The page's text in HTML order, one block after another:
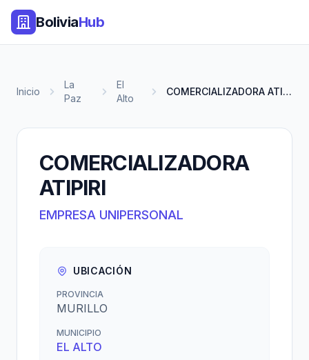
BoliviaHub
Inicio
La
Paz
El
Alto
COMERCIALIZADORA ATIPIRI
COMERCIALIZADORA
ATIPIRI
EMPRESA UNIPERSONAL
UBICACIÓN
PROVINCIA
MURILLO
MUNICIPIO
EL ALTO